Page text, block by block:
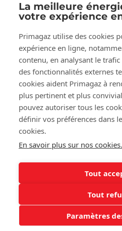
La meilleure
votre expérience
Primagaz utilise des cookies
expérience en ligne,
contenu, en analysant le
des fonctionnalités externes
cookies aident Primagaz à
plus pertinent et plus
pouvez autoriser tous les
définir vos préférences dans
cookies.
En savoir plus sur nos cookies.
Tout
Tout
Paramètres
Suivez-nous sur:
Facebook
LinkedInYouTube
À propos de Primagaz
Aide et conseil
Nos outils
Mentions légales
Conditions générales de
Vous avez encore une bouteille
Apportez votre
et recevez une